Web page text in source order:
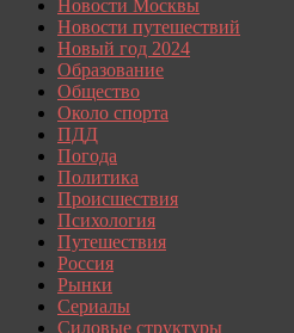
Новости Москвы
Новости путешествий
Новый год 2024
Образование
Общество
Около спорта
ПДД
Погода
Политика
Происшествия
Психология
Путешествия
Россия
Рынки
Сериалы
Силовые структуры